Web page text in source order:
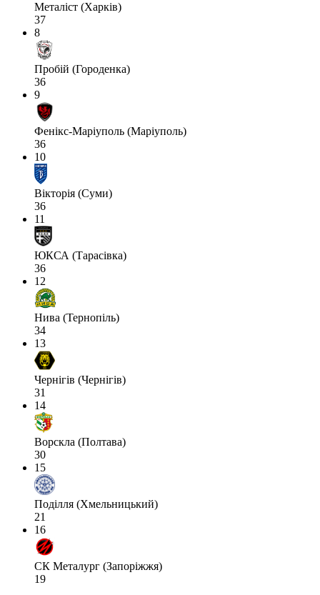
Металіст (Харків)
37
8
Пробій (Городенка)
36
9
Фенікс-Маріуполь (Маріуполь)
36
10
Вікторія (Суми)
36
11
ЮКСА (Тарасівка)
36
12
Нива (Тернопіль)
34
13
Чернігів (Чернігів)
31
14
Ворскла (Полтава)
30
15
Поділля (Хмельницький)
21
16
СК Металург (Запоріжжя)
19